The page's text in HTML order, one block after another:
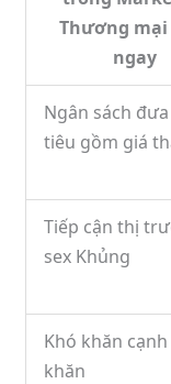
Thương
ngay
Ngân sách
tiêu gồm giá
Tiếp cận thị
sex Khủng
Khó khăn
khăn